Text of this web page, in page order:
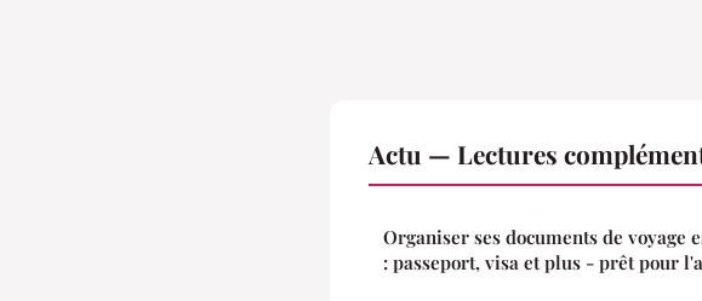
Actu — Lectures
Organiser ses documents de voyage
: passeport, visa et plus - prêt pour